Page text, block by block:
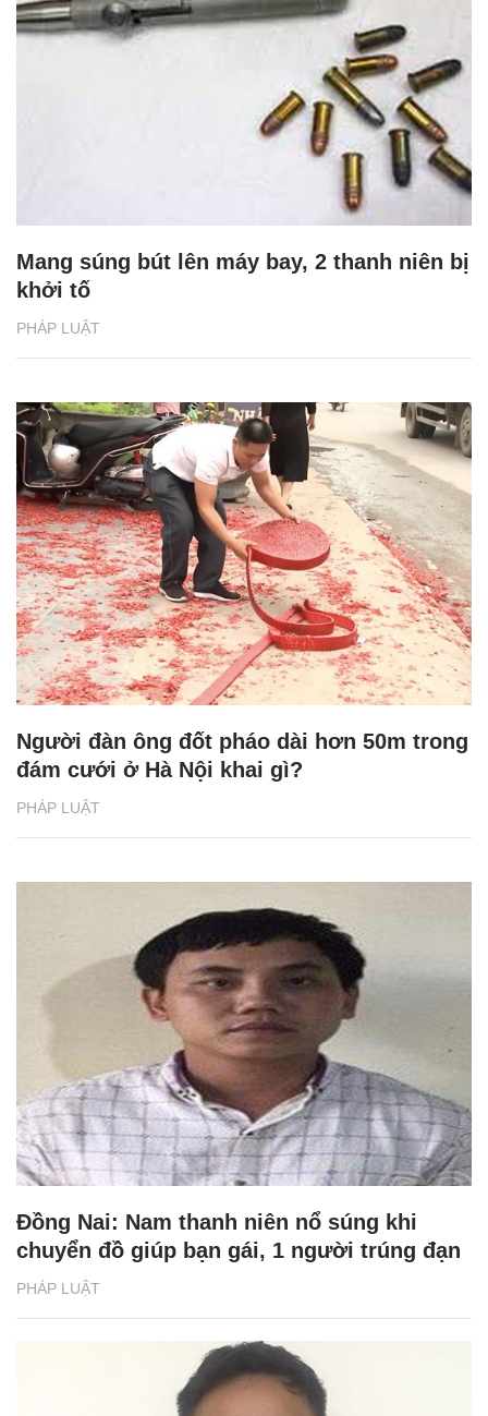
PHÁP LUẬT
Mang súng bút lên máy bay, 2 thanh niên bị
khởi tố
PHÁP LUẬT
Người đàn ông đốt pháo dài hơn 50m trong
đám cưới ở Hà Nội khai gì?
PHÁP LUẬT
Đồng Nai: Nam thanh niên nổ súng khi
chuyển đồ giúp bạn gái, 1 người trúng đạn